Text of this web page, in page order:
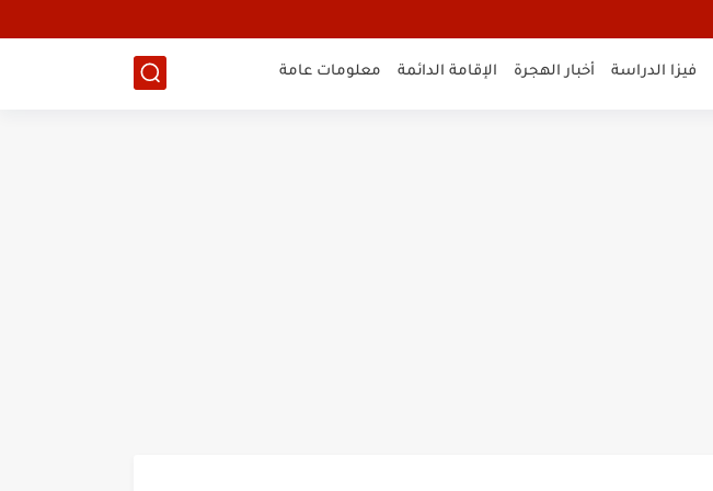
فيزا الدراسة أخبار الهجرة الإقامة الدائمة معلومات عامة